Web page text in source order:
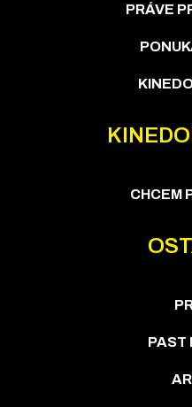
PRÁVE
CHCEM
PAST